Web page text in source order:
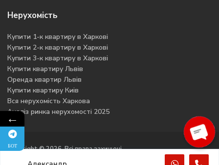
Нерухомість
Купити 1-к квартиру в Харкові
Купити 2-к квартиру в Харкові
Купити 3-к квартиру в Харкові
Купити квартиру Львів
Оренда квартир Львів
Купити квартиру Киів
Вся нерухомість Харкова
Аналіз ринка нерухомості 2025
Copyright © 2026. Всі права захищені
←
БОТ O
p
e
n
c
h
a
t
y